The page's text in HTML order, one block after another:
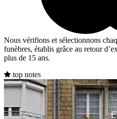
Nous vérifions et sélectionnons
funèbres, établis grâce au retour
plus de 15 ans.
top notes